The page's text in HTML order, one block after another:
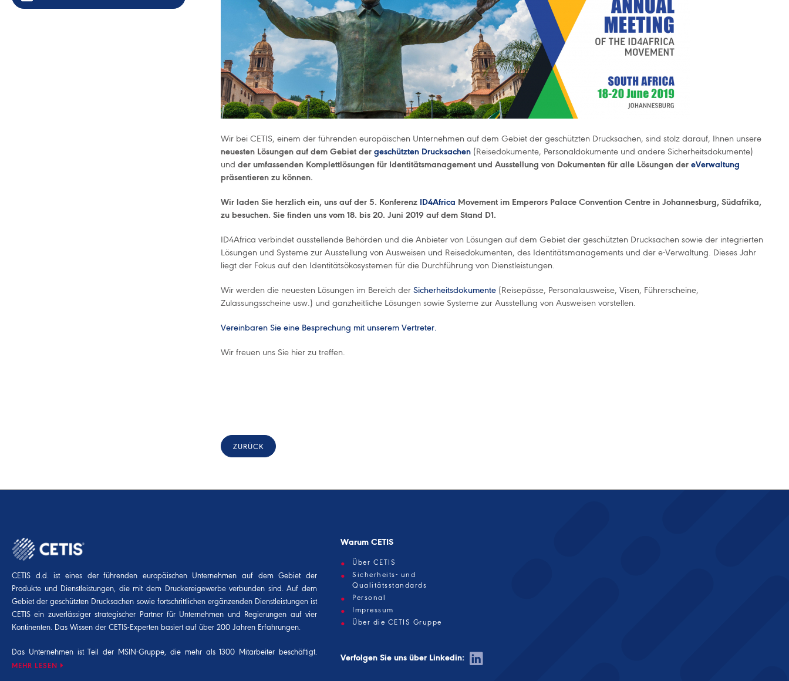
Wir bei CETIS, einem der führenden europäischen Unternehmen auf dem Gebiet der geschützten Drucksachen, sind stolz darauf, Ihnen unsere
neuesten Lösungen auf dem Gebiet der geschützten Drucksachen (Reisedokumente, Personaldokumente und andere Sicherheitsdokumente)
und der umfassenden Komplettlösungen für Identitätsmanagement und Ausstellung von Dokumenten für alle Lösungen der eVerwaltung
präsentieren zu können.
Wir laden Sie herzlich ein, uns auf der 5. Konferenz ID4Africa Movement im Emperors Palace Convention Centre in Johannesburg, Südafrika,
zu besuchen. Sie finden uns vom 18. bis 20. Juni 2019 auf dem Stand D1.
ID4Africa verbindet ausstellende Behörden und die Anbieter von Lösungen auf dem Gebiet der geschützten Drucksachen sowie der integrierten
Lösungen und Systeme zur Ausstellung von Ausweisen und Reisedokumenten, des Identitätsmanagements und der e-Verwaltung. Dieses Jahr
liegt der Fokus auf den Identitätsökosystemen für die Durchführung von Dienstleistungen.
Wir werden die neuesten Lösungen im Bereich der Sicherheitsdokumente (Reisepässe, Personalausweise, Visen, Führerscheine,
Zulassungsscheine usw.) und ganzheitliche Lösungen sowie Systeme zur Ausstellung von Ausweisen vorstellen.
Vereinbaren Sie eine Besprechung mit unserem Vertreter.
Wir freuen uns Sie hier zu treffen.
ZURÜCK
CETIS d.d. ist eines der führenden europäischen Unternehmen auf dem Gebiet der
Produkte und Dienstleistungen, die mit dem Druckereigewerbe verbunden sind. Auf dem
Gebiet der geschützten Drucksachen sowie fortschrittlichen ergänzenden Dienstleistungen ist
CETIS ein zuverlässiger strategischer Partner für Unternehmen und Regierungen auf vier
Kontinenten. Das Wissen der CETIS-Experten basiert auf über 200 Jahren Erfahrungen.
Das Unternehmen ist Teil der MSIN-Gruppe, die mehr als 1300 Mitarbeiter beschäftigt.
MEHR LESEN
Warum CETIS
Über CETIS
Sicherheits- und
Qualitätsstandards
Personal
Impressum
Über die CETIS Gruppe
Verfolgen Sie uns über Linkedin: